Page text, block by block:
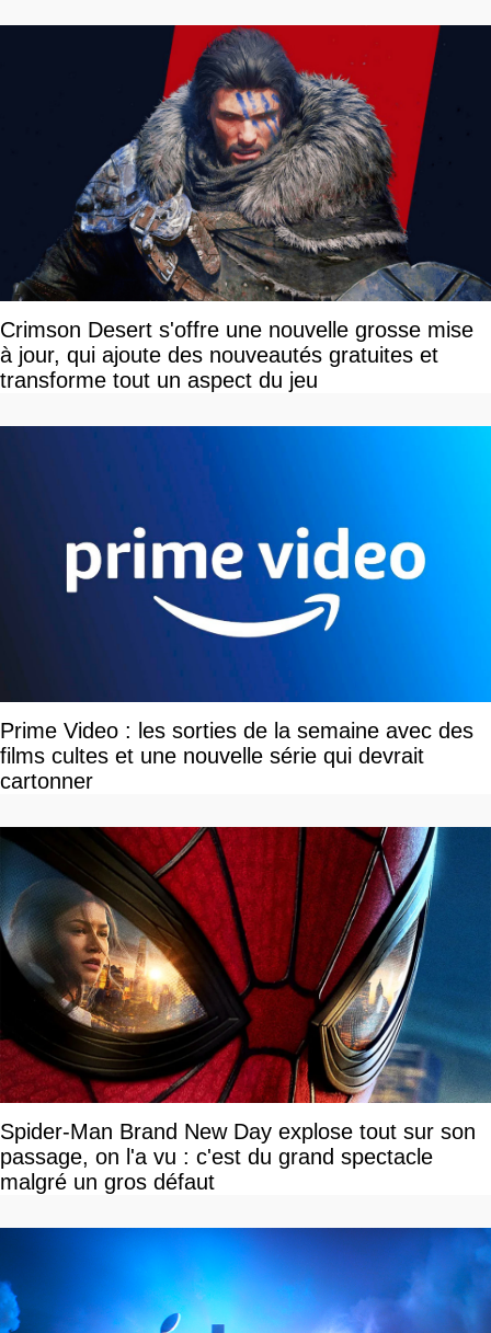
Crimson Desert s'offre une nouvelle grosse mise
à jour, qui ajoute des nouveautés gratuites et
transforme tout un aspect du jeu
Prime Video : les sorties de la semaine avec des
films cultes et une nouvelle série qui devrait
cartonner
Spider-Man Brand New Day explose tout sur son
passage, on l'a vu : c'est du grand spectacle
malgré un gros défaut